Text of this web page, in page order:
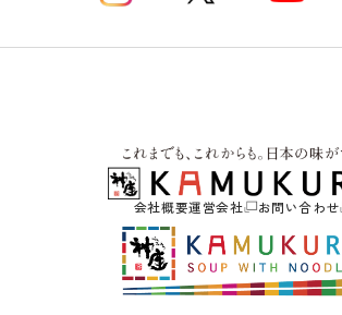
会社概要運営会社 お問い合わせ